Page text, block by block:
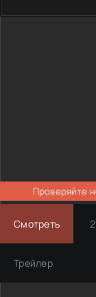
Проверяйте
Смотреть
Трейлер